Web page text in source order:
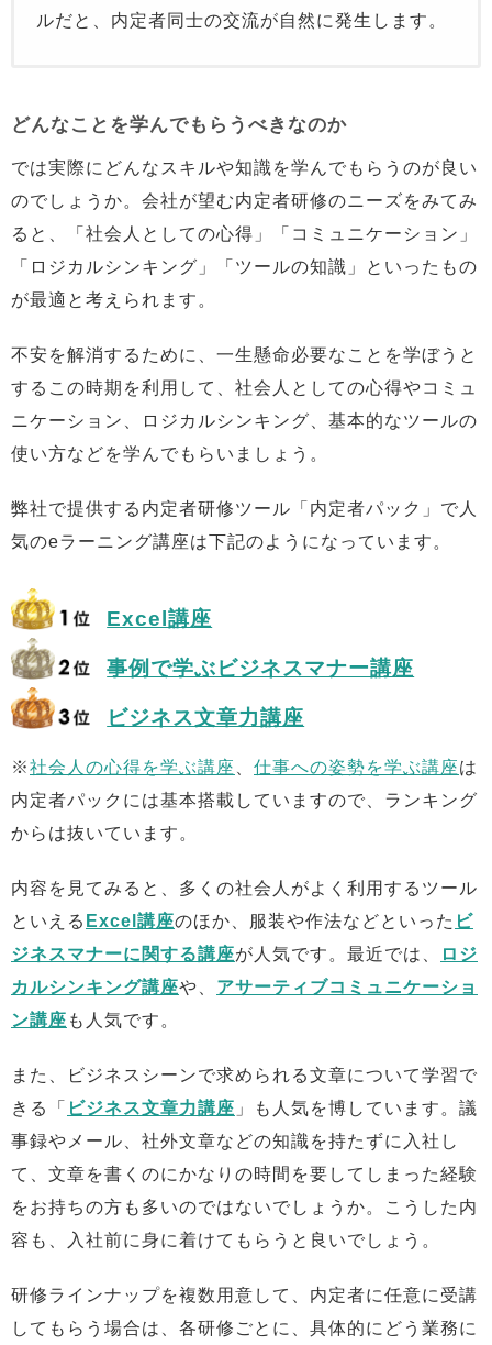
ルだと、内定者同士の交流が自然に発生します。
どんなことを学んでもらうべきなのか
では実際にどんなスキルや知識を学んでもらうのが良い
のでしょうか。会社が望む内定者研修のニーズをみてみ
ると、「社会人としての心得」「コミュニケーション」
「ロジカルシンキング」「ツールの知識」といったもの
が最適と考えられます。
不安を解消するために、一生懸命必要なことを学ぼうと
するこの時期を利用して、社会人としての心得やコミュ
ニケーション、ロジカルシンキング、基本的なツールの
使い方などを学んでもらいましょう。
弊社で提供する内定者研修ツール「内定者パック」で人
気のeラーニング講座は下記のようになっています。
Excel講座
事例で学ぶビジネスマナー講座
ビジネス文章力講座
※社会人の心得を学ぶ講座 仕事への姿勢を学ぶ講座は
内定者パックには基本搭載していますので、ランキング
からは抜いています。
内容を見てみると、多くの社会人がよく利用するツール
といえる Excel講座のほか、服装や作法などといった ビ
ジネスマナーに関する講座が人気です。最近では、
ロジ
カルシンキング講座や、 アサーティブコミュニケーショ
ン講座 も人気です。
また、ビジネスシーンで求められる文章について学習で
きる「 ビジネス文章力講座 」も人気を博しています。議
事録やメール、社外文章などの知識を持たずに入社し
て、文章を書くのにかなりの時間を要してしまった経験
をお持ちの方も多いのではないでしょうか。こうした内
容も、入社前に身に着けてもらうと良いでしょう。
研修ラインナップを複数用意して、内定者に任意に受講
してもらう場合は、各研修ごとに、具体的にどう業務に